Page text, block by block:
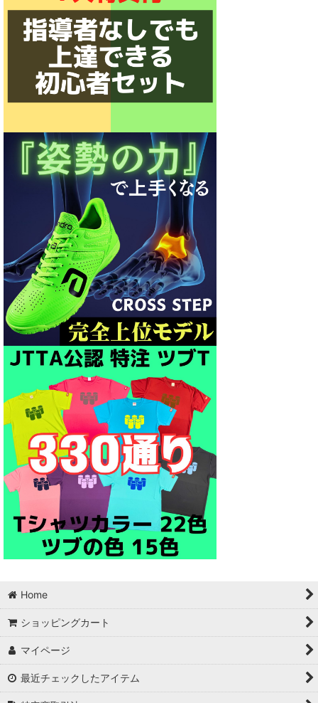
Home
ショッピングカート
マイページ
最近チェックしたアイテム